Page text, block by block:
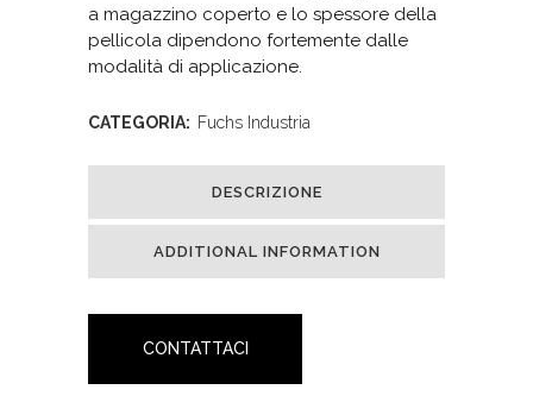
a magazzino coperto e lo spessore della
pellicola dipendono fortemente dalle
modalità di applicazione.
CATEGORIA: Fuchs Industria
DESCRIZIONE
ADDITIONAL INFORMATION
CONTATTACI